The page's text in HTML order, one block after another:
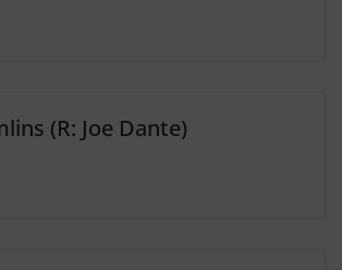
(R: Joe Dante)